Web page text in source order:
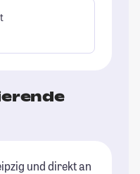
und direkt an